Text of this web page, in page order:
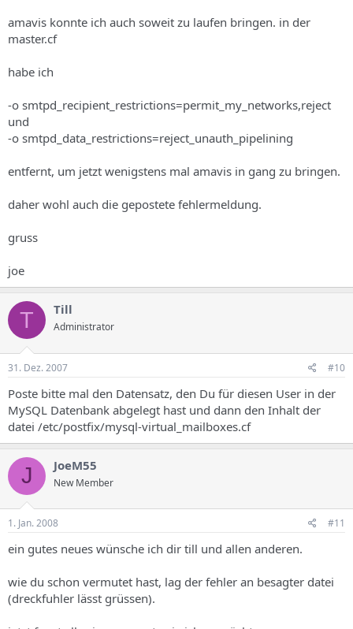
amavis konnte ich auch soweit zu laufen bringen. in der
master.cf
habe ich
-o smtpd_recipient_restrictions=permit_my_networks,reject
und
-o smtpd_data_restrictions=reject_unauth_pipelining
entfernt, um jetzt wenigstens mal amavis in gang zu bringen.
daher wohl auch die gepostete fehlermeldung.
gruss
joe
T Till
Administrator
31. Dez. 2007 #10
Poste bitte mal den Datensatz, den Du für diesen User in der
MySQL Datenbank abgelegt hast und dann den Inhalt der
datei /etc/postfix/mysql-virtual_mailboxes.cf
J JoeM55
New Member
1. Jan. 2008 #11
ein gutes neues wünsche ich dir till und allen anderen.
wie du schon vermutet hast, lag der fehler an besagter datei
(dreckfuhler lässt grüssen).